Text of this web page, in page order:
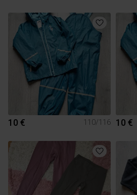
10 € 110/116 10 €